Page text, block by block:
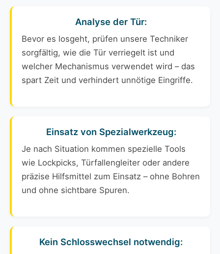
Analyse der Tür:
Bevor es losgeht, prüfen unsere Techniker
sorgfältig, wie die Tür verriegelt ist und
welcher Mechanismus verwendet wird – das
spart Zeit und verhindert unnötige Eingriffe.
Einsatz von Spezialwerkzeug:
Je nach Situation kommen spezielle Tools
wie Lockpicks, Türfallengleiter oder andere
präzise Hilfsmittel zum Einsatz – ohne Bohren
und ohne sichtbare Spuren.
Kein Schlosswechsel notwendig: